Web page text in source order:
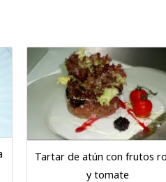
Tartar de atún con frutos
y tomate